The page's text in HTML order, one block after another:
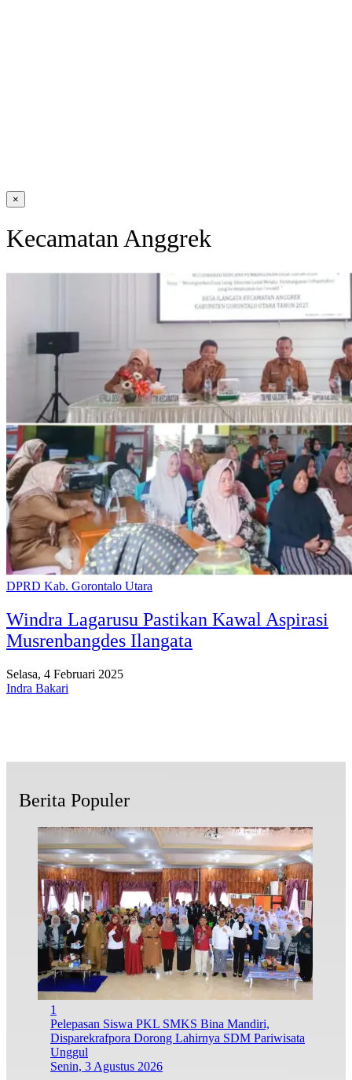
×
Kecamatan Anggrek
DPRD Kab. Gorontalo Utara
Windra Lagarusu Pastikan Kawal Aspirasi
Musrenbangdes Ilangata
Selasa, 4 Februari 2025
Indra Bakari
Berita Populer
1
Pelepasan Siswa PKL SMKS Bina Mandiri,
Disparekrafpora Dorong Lahirnya SDM Pariwisata
Unggul
Senin, 3 Agustus 2026